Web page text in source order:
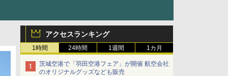
アクセスランキング
1時間 24時間 1週間 1カ月
茨城空港で「羽田空港フェア」が開催 航空会社
のオリジナルグッズなども販売